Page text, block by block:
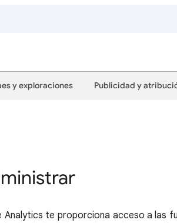
y exploraciones Publicidad y
Analytics te proporciona acceso a las